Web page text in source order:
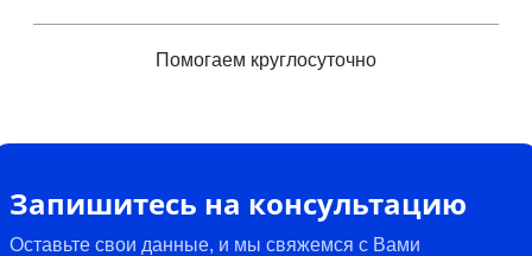
Помогаем круглосуточно
Запишитесь на консультацию
Оставьте свои данные, и мы свяжемся с Вами